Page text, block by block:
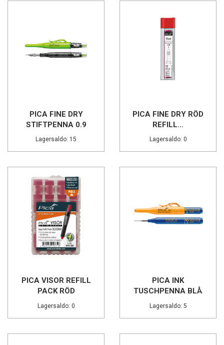
PICA FINE DRY
STIFTPENNA 0.9
Lagersaldo: 15
PICA FINE DRY RÖD
REFILL...
Lagersaldo: 0
PICA VISOR REFILL
PACK RÖD
Lagersaldo: 0
PICA INK
TUSCHPENNA BLÅ
Lagersaldo: 5